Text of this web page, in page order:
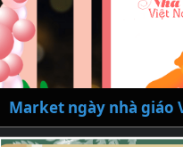
Market ngày nhà giáo